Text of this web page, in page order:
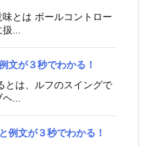
味とは ボールコントロー
...
文が３秒でわかる！
とは、ルフのスイングで
...
例文が３秒でわかる！